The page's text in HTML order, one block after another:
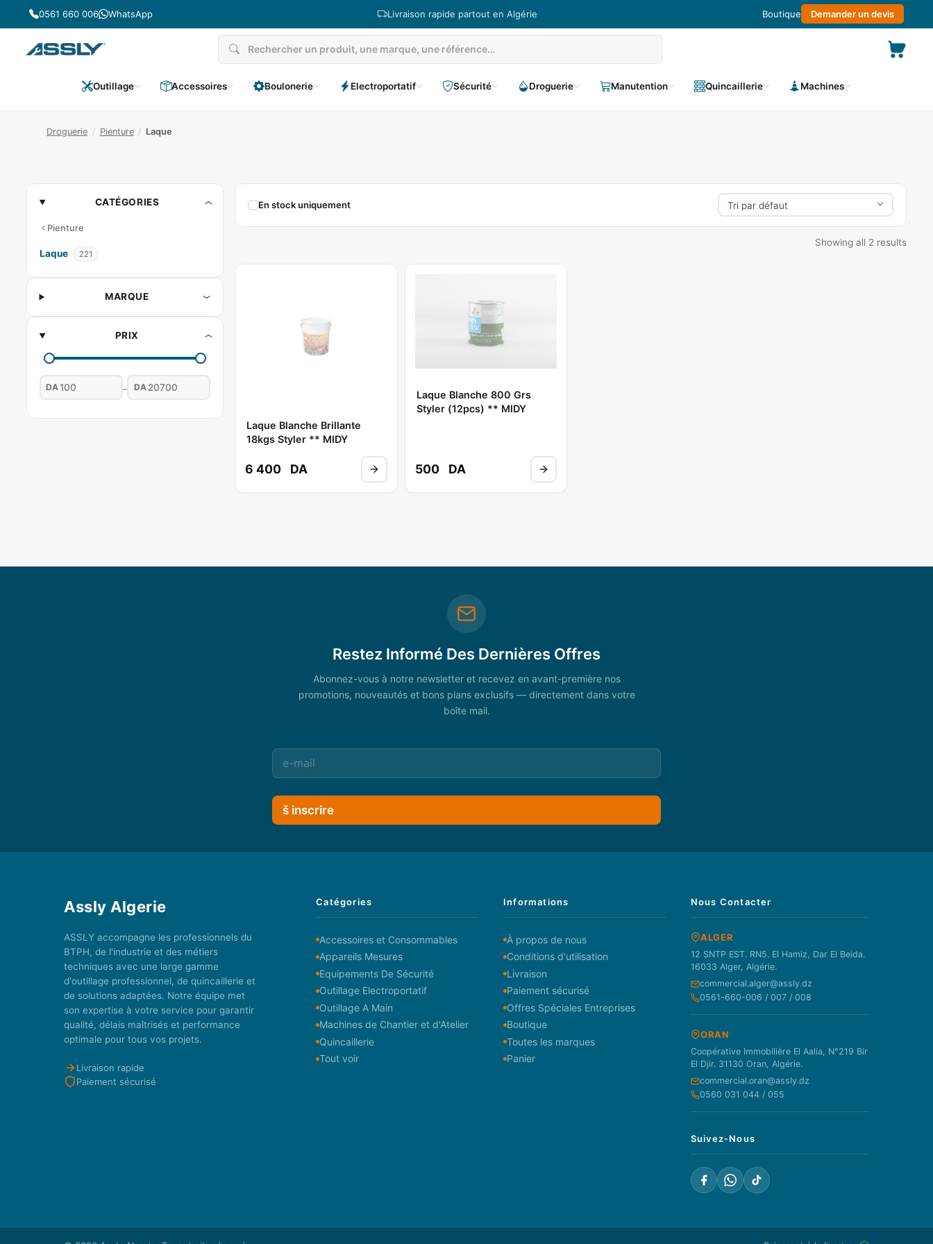
Passer
au
contenu
0561 660 006 WhatsApp Livraison rapide partout en Algérie Boutique Demander un devis
Outillage Accessoires Boulonerie Electroportatif Sécurité Droguerie Manutention Quincaillerie Machines
Droguerie / Pienture / Laque
Laque CATÉGORIES
Pienture
Laque 221
MARQUE
PRIX
DA – DA
En stock uniquement
Showing all 2 results
Laque Blanche Brillante
18kgs Styler ** MIDY
6 400 DA
Laque Blanche 800 Grs
Styler (12pcs) ** MIDY
500 DA
Restez Informé Des Dernières Offres
Abonnez-vous à notre newsletter et recevez en avant-première nos
promotions, nouveautés et bons plans exclusifs — directement dans votre
boîte mail.
š inscrire
Assly Algerie
ASSLY accompagne les professionnels du
BTPH, de l'industrie et des métiers
techniques avec une large gamme
d'outillage professionnel, de quincaillerie et
de solutions adaptées. Notre équipe met
son expertise à votre service pour garantir
qualité, délais maîtrisés et performance
optimale pour tous vos projets.
Livraison rapide
Paiement sécurisé
Catégories
Accessoires et Consommables
Appareils Mesures
Equipements De Sécurité
Outillage Electroportatif
Outillage A Main
Machines de Chantier et d'Atelier
Quincaillerie
Tout voir
Informations
À propos de nous
Conditions d'utilisation
Livraison
Paiement sécurisé
Offres Spéciales Entreprises
Boutique
Toutes les marques
Panier
Nous Contacter
ALGER
12 SNTP EST. RN5. El Hamiz, Dar El Beida.
16033 Alger, Algérie.
commercial.alger@assly.dz
0561-660-006 / 007 / 008
ORAN
Coopérative Immobilière El Aalia, N°219 Bir
El Djir. 31130 Oran, Algérie.
commercial.oran@assly.dz
0560 031 044 / 055
Suivez-Nous